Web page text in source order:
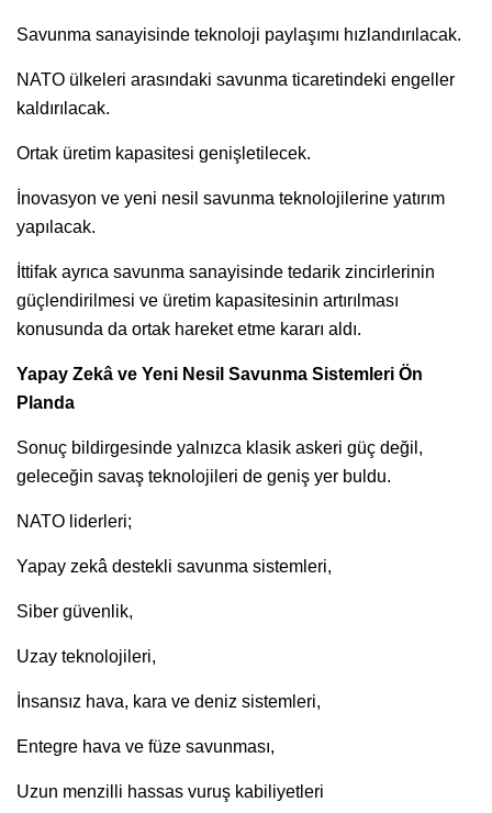
Savunma sanayisinde teknoloji paylaşımı hızlandırılacak.
NATO ülkeleri arasındaki savunma ticaretindeki engeller
kaldırılacak.
Ortak üretim kapasitesi genişletilecek.
İnovasyon ve yeni nesil savunma teknolojilerine yatırım
yapılacak.
İttifak ayrıca savunma sanayisinde tedarik zincirlerinin
güçlendirilmesi ve üretim kapasitesinin artırılması
konusunda da ortak hareket etme kararı aldı.
Yapay Zekâ ve Yeni Nesil Savunma Sistemleri Ön
Planda
Sonuç bildirgesinde yalnızca klasik askeri güç değil,
geleceğin savaş teknolojileri de geniş yer buldu.
NATO liderleri;
Yapay zekâ destekli savunma sistemleri,
Siber güvenlik,
Uzay teknolojileri,
İnsansız hava, kara ve deniz sistemleri,
Entegre hava ve füze savunması,
Uzun menzilli hassas vuruş kabiliyetleri